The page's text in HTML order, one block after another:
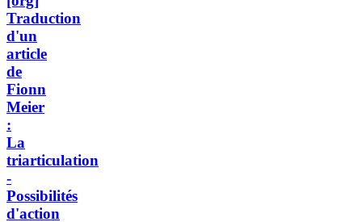
Traduction
d'un
article
de
Fionn
Meier
:
La
triarticulation
-
Possibilités
d'action